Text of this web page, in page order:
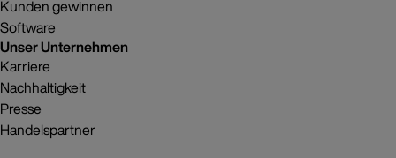
Kunden gewinnen
Software
Unser Unternehmen
Karriere
Nachhaltigkeit
Presse
Handelspartner